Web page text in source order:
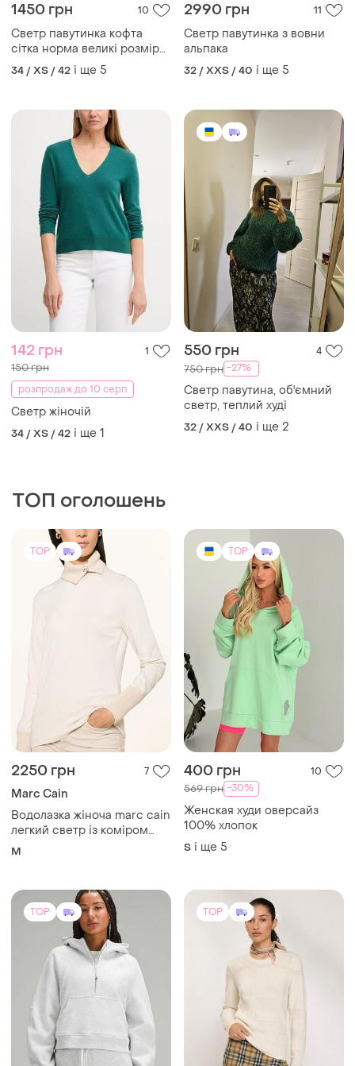
1450 грн 10
Светр павутинка кофта
сітка норма великі розміри
подарунок на день
закоханих 14 лютого
34 / XS / 42 і ще 5
2990 грн 11
Светр павутинка з вовни
альпака
32 / XXS / 40 і ще 5
142 грн 1
150 грн
розпродаж до 10 серп
Светр жіночій
34 / XS / 42 і ще 1
550 грн 4
750 грн -27%
Светр павутина, об'ємний
светр, теплий худі
32 / XXS / 40 і ще 2
ТОП оголошень
TOP
2250 грн 7
Marc Cain
Водолазка жіноча marc cain
легкий светр із коміром
гольф
M
TOP
400 грн 10
569 грн -30%
Женская худи оверсайз
100% хлопок
S і ще 5
TOP TOP